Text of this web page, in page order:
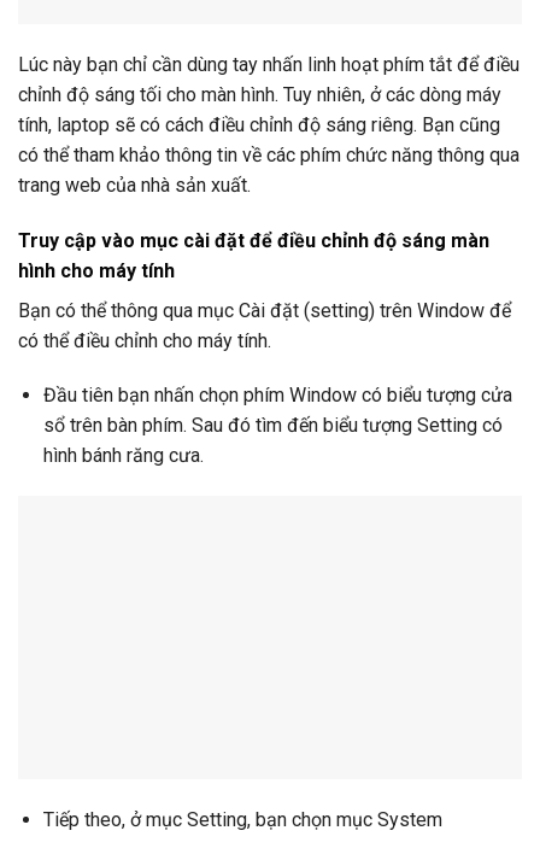
Lúc này bạn chỉ cần dùng tay nhấn linh hoạt phím tắt để điều
chỉnh độ sáng tối cho màn hình. Tuy nhiên, ở các dòng máy
tính, laptop sẽ có cách điều chỉnh độ sáng riêng. Bạn cũng
có thể tham khảo thông tin về các phím chức năng thông qua
trang web của nhà sản xuất.
Truy cập vào mục cài đặt để điều chỉnh độ sáng màn
hình cho máy tính
Bạn có thể thông qua mục Cài đặt (setting) trên Window để
có thể điều chỉnh cho máy tính.
Đầu tiên bạn nhấn chọn phím Window có biểu tượng cửa
sổ trên bàn phím. Sau đó tìm đến biểu tượng Setting có
hình bánh răng cưa.
Tiếp theo, ở mục Setting, bạn chọn mục System